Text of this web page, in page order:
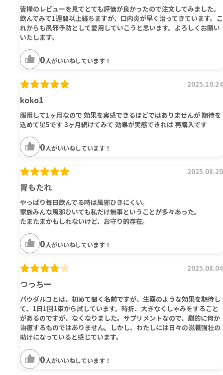
皆様のレビューを見てとても評価が良かったので注文してみました。
飲んでみて1週間以上経ちますが、口内炎が早く治ってきています。こ
れからも風邪予防として愛用していこうと思います。よろしくお願い
いたします。
0人がいいねしています！
koko1
2025.10.24
服用して1ヶ月なので 効果を実感できるほどではありませんが 期待を
込めて星5です 3ヶ月続けてみて 効果が実感できれば 再購入です
0人がいいねしています！
胃もたれ
2025.08.20
やっぱり毎日飲んでる時は風邪ひきにくい。
家族みんな風邪ひいても私だけ無事ということが多々あった。
たまたまかもしれないけど、お守り的存在。
0人がいいねしています！
つっちー
2025.08.04
パウダルコとは、初めて聞く名前ですが、生薬のような効果を期待し
て、1日1回1束から試しています。時折、大きなくしゃみをすること
があるのですが、なくなりました。サプリメントなので、劇的に何か
治癒するものではありません。しかし、わたしには日々の滋養強壮の
助けになっていると感じています。
0人がいいねしています！